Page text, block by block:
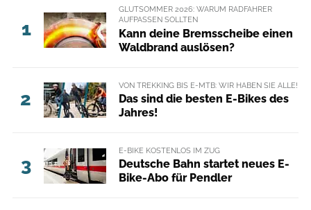
1
GLUTSOMMER 2026: WARUM RADFAHRER
AUFPASSEN SOLLTEN
Kann deine Bremsscheibe einen
Waldbrand auslösen?
2
VON TREKKING BIS E-MTB: WIR HABEN SIE ALLE!
Das sind die besten E-Bikes des
Jahres!
3
E-BIKE KOSTENLOS IM ZUG
Deutsche Bahn startet neues E-
Bike-Abo für Pendler